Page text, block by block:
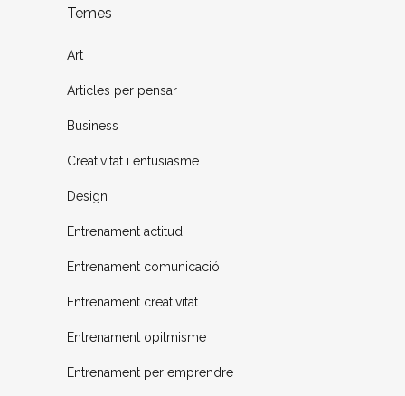
Temes
Art
Articles per pensar
Business
Creativitat i entusiasme
Design
Entrenament actitud
Entrenament comunicació
Entrenament creativitat
Entrenament opitmisme
Entrenament per emprendre